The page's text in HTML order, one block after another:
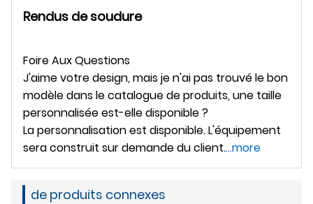
Rendus de soudure
Foire Aux Questions
J'aime votre design, mais je n'ai pas trouvé le bon
modèle dans le catalogue de produits, une taille
personnalisée est-elle disponible ?
La personnalisation est disponible. L'équipement
sera construit sur demande du client....more
de produits connexes